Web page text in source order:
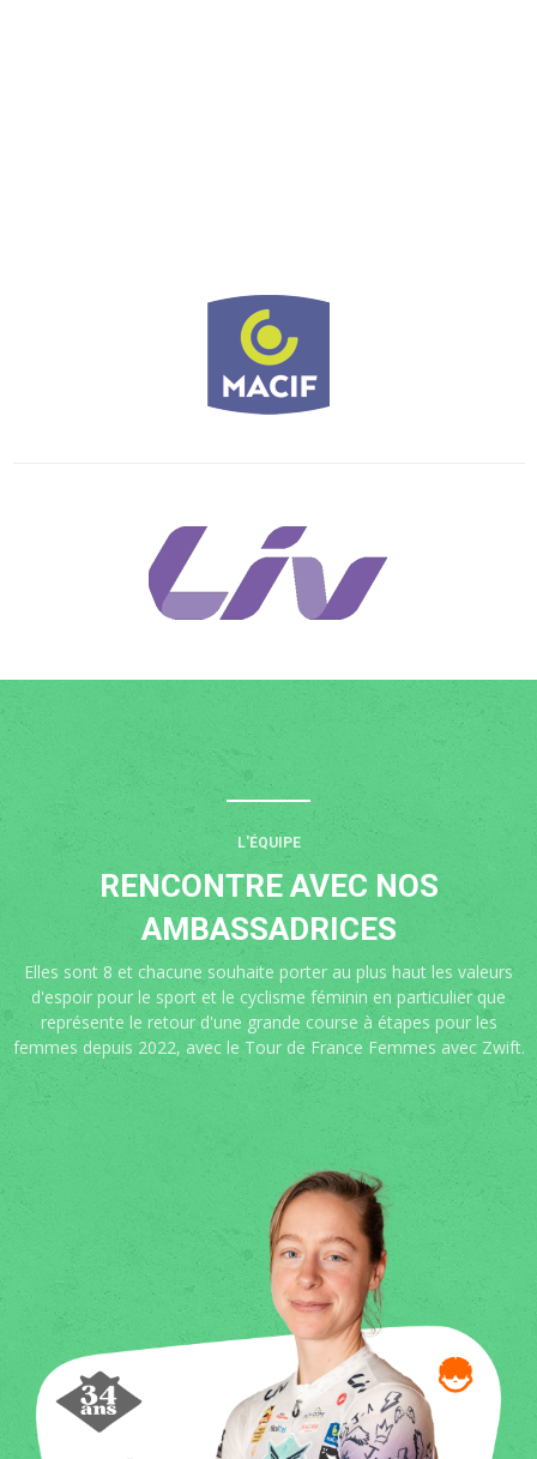
L'ÉQUIPE
RENCONTRE AVEC NOS
AMBASSADRICES
Elles sont 8 et chacune souhaite porter au plus haut les valeurs
d'espoir pour le sport et le cyclisme féminin en particulier que
représente le retour d'une grande course à étapes pour les
femmes depuis 2022, avec le Tour de France Femmes avec Zwift.